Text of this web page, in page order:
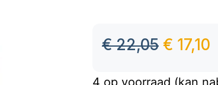
€22,05 € 17,10
4 op voorraad (kan